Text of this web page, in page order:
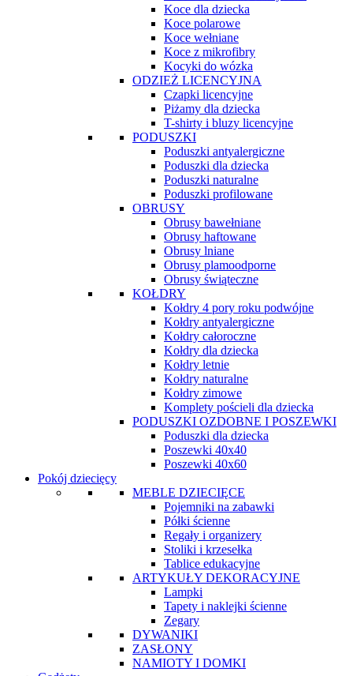
Koce dla dziecka
Koce polarowe
Koce wełniane
Koce z mikrofibry
Kocyki do wózka
ODZIEŻ LICENCYJNA
Czapki licencyjne
Piżamy dla dziecka
T-shirty i bluzy licencyjne
PODUSZKI
Poduszki antyalergiczne
Poduszki dla dziecka
Poduszki naturalne
Poduszki profilowane
OBRUSY
Obrusy bawełniane
Obrusy haftowane
Obrusy lniane
Obrusy plamoodporne
Obrusy świąteczne
KOŁDRY
Kołdry 4 pory roku podwójne
Kołdry antyalergiczne
Kołdry całoroczne
Kołdry dla dziecka
Kołdry letnie
Kołdry naturalne
Kołdry zimowe
Komplety pościeli dla dziecka
PODUSZKI OZDOBNE I POSZEWKI
Poduszki dla dziecka
Poszewki 40x40
Poszewki 40x60
Pokój dziecięcy
MEBLE DZIECIĘCE
Pojemniki na zabawki
Półki ścienne
Regały i organizery
Stoliki i krzesełka
Tablice edukacyjne
ARTYKUŁY DEKORACYJNE
Lampki
Tapety i naklejki ścienne
Zegary
DYWANIKI
ZASŁONY
NAMIOTY I DOMKI